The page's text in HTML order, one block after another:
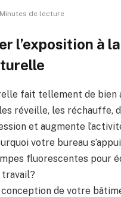
de lecture
l’exposition à la
fait tellement de bien
réveille, les réchauffe,
et augmente
votre bureau
fluorescentes pour
de votre